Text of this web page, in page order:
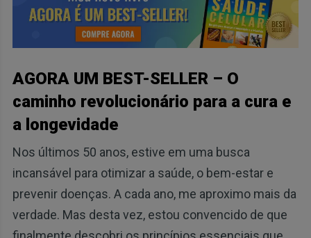
AGORA UM BEST-SELLER – O
caminho revolucionário para a cura e
a longevidade
Nos últimos 50 anos, estive em uma busca
incansável para otimizar a saúde, o bem-estar e
prevenir doenças. A cada ano, me aproximo mais da
verdade. Mas desta vez, estou convencido de que